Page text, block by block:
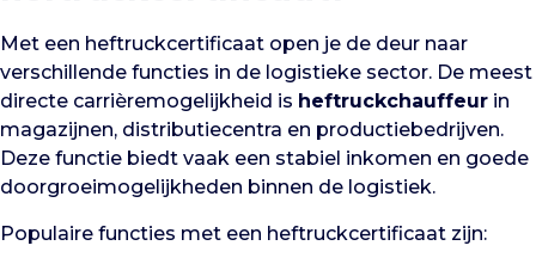
Met een heftruckcertificaat open je de deur naar
verschillende functies in de logistieke sector. De meest
directe carrièremogelijkheid is heftruckchauffeur in
magazijnen, distributiecentra en productiebedrijven.
Deze functie biedt vaak een stabiel inkomen en goede
doorgroeimogelijkheden binnen de logistiek.
Populaire functies met een heftruckcertificaat zijn: